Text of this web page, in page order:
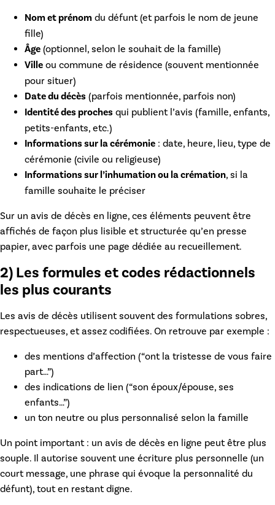
Nom et prénom du défunt (et parfois le nom de jeune
fille)
Âge (optionnel, selon le souhait de la famille)
Ville ou commune de résidence (souvent mentionnée
pour situer)
Date du décès (parfois mentionnée, parfois non)
Identité des proches qui publient l’avis (famille, enfants,
petits-enfants, etc.)
Informations sur la cérémonie : date, heure, lieu, type de
cérémonie (civile ou religieuse)
Informations sur l’inhumation ou la crémation, si la
famille souhaite le préciser
Sur un avis de décès en ligne, ces éléments peuvent être
affichés de façon plus lisible et structurée qu’en presse
papier, avec parfois une page dédiée au recueillement.
2) Les formules et codes rédactionnels
les plus courants
Les avis de décès utilisent souvent des formulations sobres,
respectueuses, et assez codifiées. On retrouve par exemple :
des mentions d’affection (“ont la tristesse de vous faire
part…”)
des indications de lien (“son époux/épouse, ses
enfants…”)
un ton neutre ou plus personnalisé selon la famille
Un point important : un avis de décès en ligne peut être plus
souple. Il autorise souvent une écriture plus personnelle (un
court message, une phrase qui évoque la personnalité du
défunt), tout en restant digne.